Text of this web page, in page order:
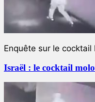
Enquête sur le
Israël : le cocktail